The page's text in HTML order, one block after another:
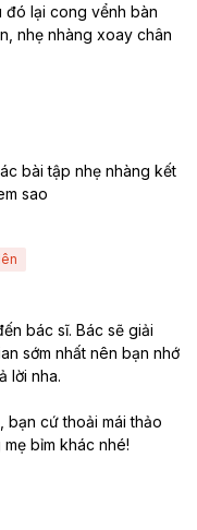
đó lại cong vểnh bàn
nhẹ nhàng xoay chân
bài tập nhẹ nhàng kết
sao
bác sĩ. Bác sẽ giải
sớm nhất nên bạn nhớ
lời nha.
bạn cứ thoải mái thảo
bỉm khác nhé!